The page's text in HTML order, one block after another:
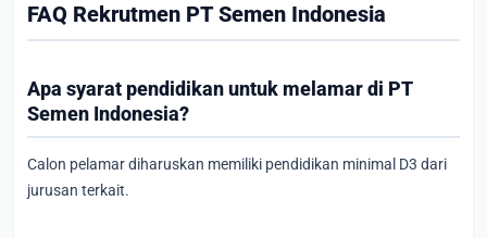
FAQ Rekrutmen PT Semen Indonesia
Apa syarat pendidikan untuk melamar di PT
Semen Indonesia?
Calon pelamar diharuskan memiliki pendidikan minimal D3 dari
jurusan terkait.